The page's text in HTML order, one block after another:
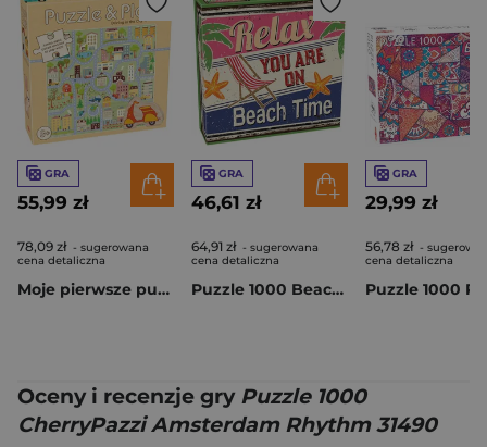
GRA
55,99 zł
78,09 zł - sugerowana
cena detaliczna
Moje pierwsze puzzle i zabawa Miejska przygoda 59354
GRA
46,61 zł
64,91 zł - sugerowana
cena detaliczna
Puzzle 1000 Beach Time 58657
GRA
29,99 zł
56,78 zł -
cena detaliczna
Oceny i recenzje gry Puzzle 1000
CherryPazzi Amsterdam Rhythm 31490